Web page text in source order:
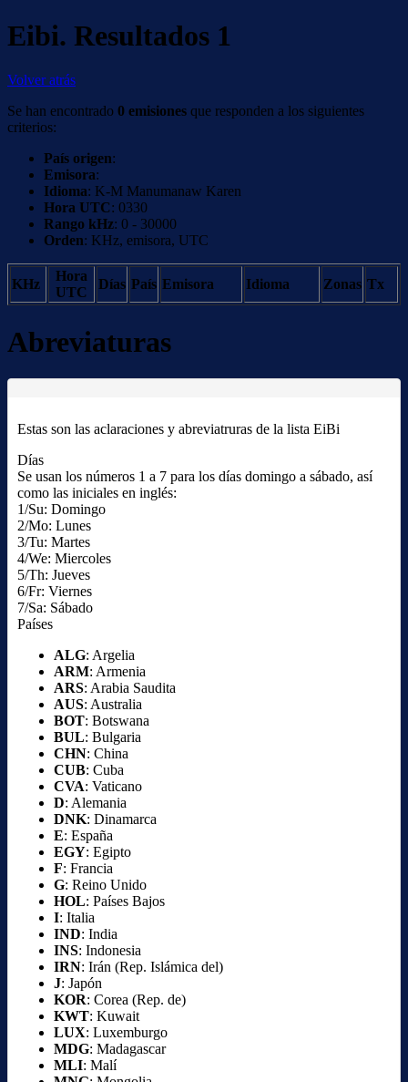
Eibi. Resultados 1
Volver atrás
Se han encontrado 0 emisiones que responden a los siguientes
criterios:
País origen:
Emisora:
Idioma: K-M Manumanaw Karen
Hora UTC: 0330
Rango kHz: 0 - 30000
Orden: KHz, emisora, UTC
KHz
Hora
UTC
Días País Emisora Idioma Zonas Tx
Abreviaturas
Estas son las aclaraciones y abreviatruras de la lista EiBi
Días
Se usan los números 1 a 7 para los días domingo a sábado, así
como las iniciales en inglés:
1/Su: Domingo
2/Mo: Lunes
3/Tu: Martes
4/We: Miercoles
5/Th: Jueves
6/Fr: Viernes
7/Sa: Sábado
Países
ALG: Argelia
ARM: Armenia
ARS: Arabia Saudita
AUS: Australia
BOT: Botswana
BUL: Bulgaria
CHN: China
CUB: Cuba
CVA: Vaticano
D: Alemania
DNK: Dinamarca
E: España
EGY: Egipto
F: Francia
G: Reino Unido
HOL: Países Bajos
I: Italia
IND: India
INS: Indonesia
IRN: Irán (Rep. Islámica del)
J: Japón
KOR: Corea (Rep. de)
KWT: Kuwait
LUX: Luxemburgo
MDG: Madagascar
MLI: Malí